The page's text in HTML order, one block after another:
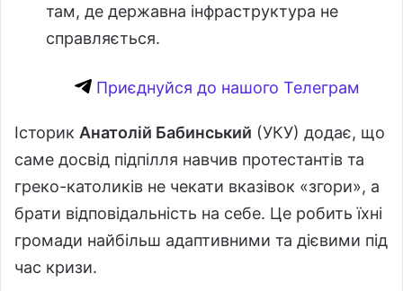
там, де державна інфраструктура не
справляється.
Приєднуйся до нашого Телеграм
Історик Анатолій Бабинський (УКУ) додає, що
саме досвід підпілля навчив протестантів та
греко-католиків не чекати вказівок «згори», а
брати відповідальність на себе. Це робить їхні
громади найбільш адаптивними та дієвими під
час кризи.